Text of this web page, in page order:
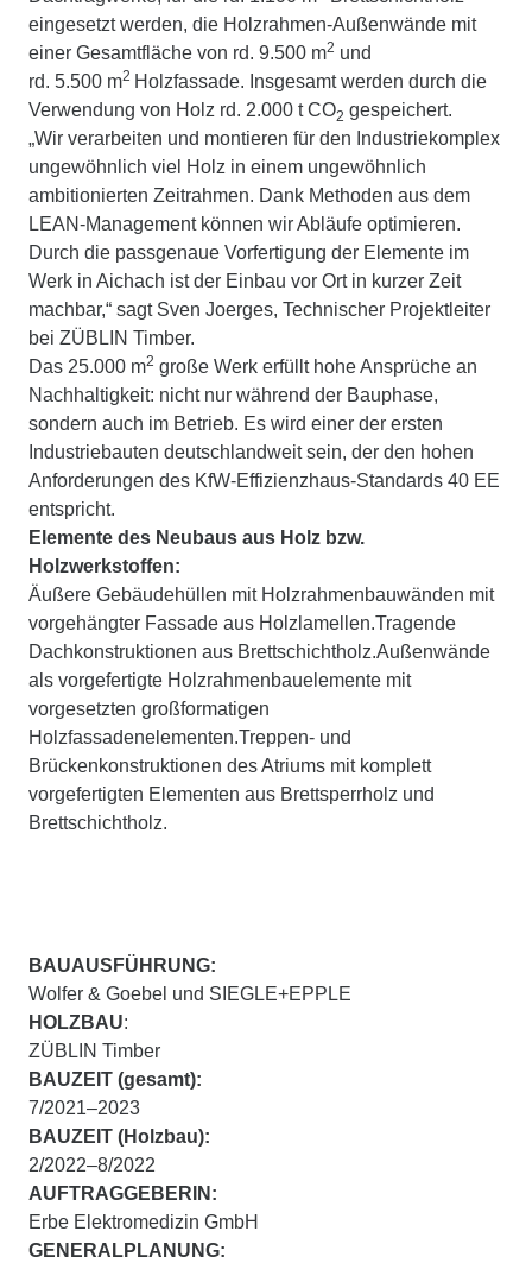
eingesetzt werden, die Holzrahmen-Außenwände mit
einer Gesamtfläche von rd. 9.500 m2 und
rd. 5.500 m2 Holzfassade. Insgesamt werden durch die
Verwendung von Holz rd. 2.000 t CO2 gespeichert.
„Wir verarbeiten und montieren für den Industriekomplex
ungewöhnlich viel Holz in einem ungewöhnlich
ambitionierten Zeitrahmen. Dank Methoden aus dem
LEAN-Management können wir Abläufe optimieren.
Durch die passgenaue Vorfertigung der Elemente im
Werk in Aichach ist der Einbau vor Ort in kurzer Zeit
machbar,“ sagt Sven Joerges, Technischer Projektleiter
bei ZÜBLIN Timber.
Das 25.000 m2 große Werk erfüllt hohe Ansprüche an
Nachhaltigkeit: nicht nur während der Bauphase,
sondern auch im Betrieb. Es wird einer der ersten
Industriebauten deutschlandweit sein, der den hohen
Anforderungen des KfW-Effizienzhaus-Standards 40 EE
entspricht.
Elemente des Neubaus aus Holz bzw.
Holzwerkstoffen:
Äußere Gebäudehüllen mit Holzrahmenbauwänden mit
vorgehängter Fassade aus Holzlamellen.Tragende
Dachkonstruktionen aus Brettschichtholz.Außenwände
als vorgefertigte Holzrahmenbauelemente mit
vorgesetzten großformatigen
Holzfassadenelementen.Treppen- und
Brückenkonstruktionen des Atriums mit komplett
vorgefertigten Elementen aus Brettsperrholz und
Brettschichtholz.
BAUAUSFÜHRUNG:
Wolfer & Goebel und SIEGLE+EPPLE
HOLZBAU:
ZÜBLIN Timber
BAUZEIT (gesamt):
7/2021–2023
BAUZEIT (Holzbau):
2/2022–8/2022
AUFTRAGGEBERIN:
Erbe Elektromedizin GmbH
GENERALPLANUNG: